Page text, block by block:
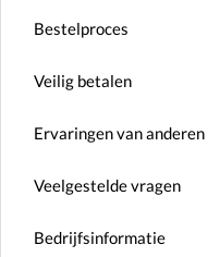
Bestelproces
Veilig betalen
Ervaringen van anderen
Veelgestelde vragen
Bedrijfsinformatie